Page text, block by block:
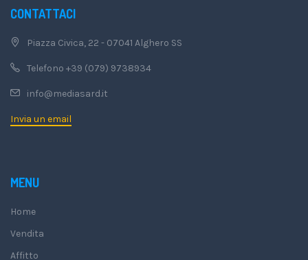
CONTATTACI
Piazza Civica, 22 - 07041 Alghero SS
Telefono +39 (079) 9738934
info@mediasard.it
Invia un email
MENU
Home
Vendita
Affitto